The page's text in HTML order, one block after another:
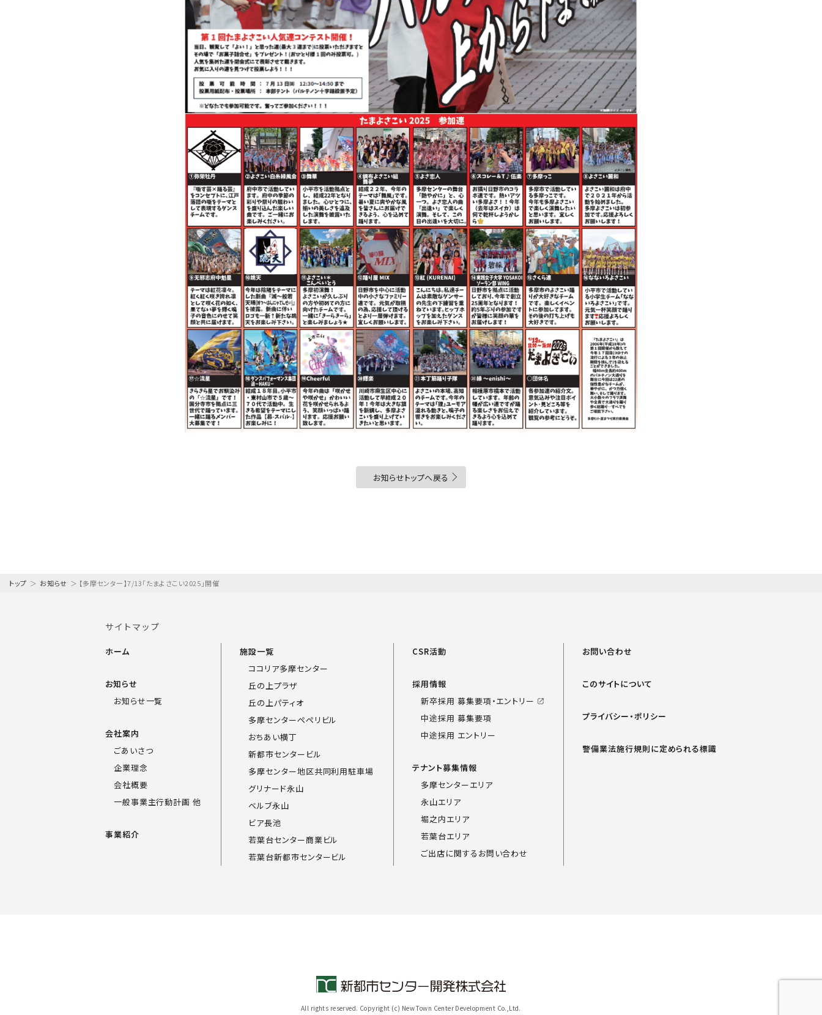
お知らせトップへ戻る
トップ ＞ お知らせ ＞ 【多摩センター】7/13「たまよさこい2025」開催
サイトマップ
ホーム
お知らせ
お知らせ一覧
会社案内
ごあいさつ
企業理念
会社概要
一般事業主行動計画 他
事業紹介
施設一覧
ココリア多摩センター
丘の上プラザ
丘の上パティオ
多摩センターペペリビル
おちあい横丁
新都市センタービル
多摩センター地区共同利用駐車場
グリナード永山
ベルブ永山
ビア長池
若葉台センター商業ビル
若葉台新都市センタービル
CSR活動
採用情報
新卒採用 募集要項・エントリー
中途採用 募集要項
中途採用 エントリー
テナント募集情報
多摩センターエリア
永山エリア
堀之内エリア
若葉台エリア
ご出店に関するお問い合わせ
お問い合わせ
このサイトについて
プライバシー・ポリシー
警備業法施行規則に定められる標識
All rights reserved. Copyright (c) New Town Center Development Co.,Ltd.